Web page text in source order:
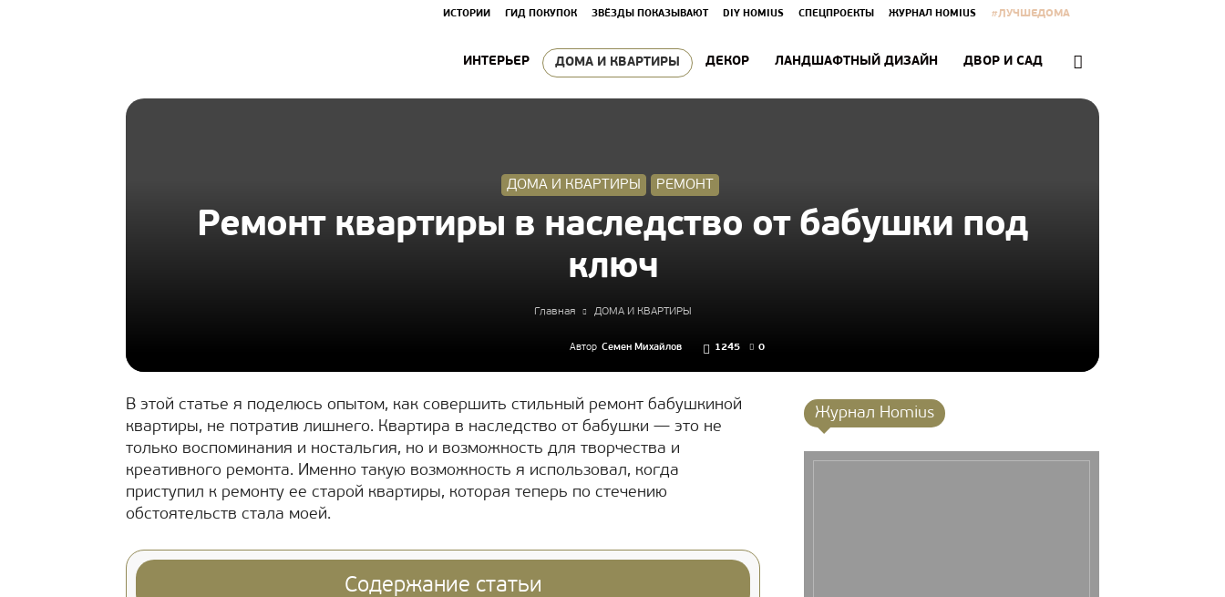
ИСТОРИИ ГИД ПОКУПОК ЗВЁЗДЫ ПОКАЗЫВАЮТ DIY HOMIUS СПЕЦПРОЕКТЫ ЖУРНАЛ HOMIUS #ЛУЧШЕДОМА
ИНТЕРЬЕР ДОМА И КВАРТИРЫ ДЕКОР ЛАНДШАФТНЫЙ ДИЗАЙН ДВОР И САД
ДОМА И КВАРТИРЫ РЕМОНТ
Ремонт квартиры в наследство от бабушки под
ключ
Главная ДОМА И КВАРТИРЫ
Автор Семен Михайлов 1245 0
В этой статье я поделюсь опытом, как совершить стильный ремонт бабушкиной
квартиры, не потратив лишнего. Квартира в наследство от бабушки — это не
только воспоминания и ностальгия, но и возможность для творчества и
креативного ремонта. Именно такую возможность я использовал, когда
приступил к ремонту ее старой квартиры, которая теперь по стечению
обстоятельств стала моей.
Содержание статьи
Журнал Homius